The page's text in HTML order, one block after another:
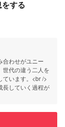
する
合わせがユニー
世代の違う二人を
ています。<br />
長していく過程が